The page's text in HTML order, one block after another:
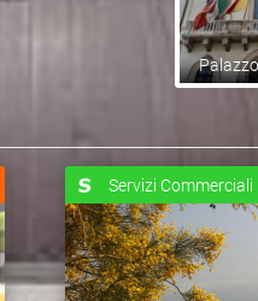
Servizi Commerciali